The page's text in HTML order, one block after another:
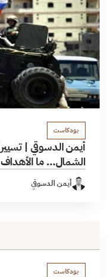
بودكاست
أيمن الدسوقي |
الشمال… ما
أيمن الدسوقي
بودكاست